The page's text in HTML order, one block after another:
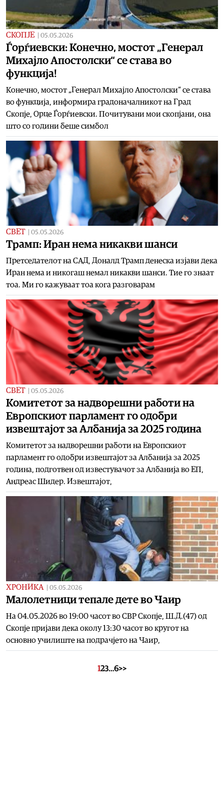
СКОПЈЕ 05.05.2026
Ѓорѓиевски: Конечно, мостот „Генерал
Михајло Апостолски“ се става во
функција!
Конечно, мостот „Генерал Михајло Апостолски“ се става
во функција, информира градоначалникот на Град
Скопје, Орце Ѓорѓиевски. Почитувани мои скопјани, она
што со години беше симбол
СВЕТ 05.05.2026
Трамп: Иран нема никакви шанси
Претседателот на САД, Доналд Трамп денеска изјави дека
Иран нема и никогаш немал никакви шанси. Тие го знаат
тоа. Ми го кажуваат тоа кога разговарам
СВЕТ 05.05.2026
Комитетот за надворешни работи на
Европскиот парламент го одобри
извештајот за Албанија за 2025 година
Комитетот за надворешни работи на Европскиот
парламент го одобри извештајот за Албанија за 2025
година, подготвен од известувачот за Албанија во ЕП,
Андреас Шидер. Извештајот,
ХРОНИКА 05.05.2026
Малолетници тепале дете во Чаир
На 04.05.2026 во 19:00 часот во СВР Скопје, Ш.Д.(47) од
Скопје пријави дека околу 13:30 часот во кругот на
основно училиште на подрачјето на Чаир,
123…6>>